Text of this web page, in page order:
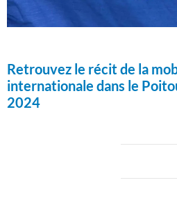
Retrouvez le récit de la
internationale dans le
2024